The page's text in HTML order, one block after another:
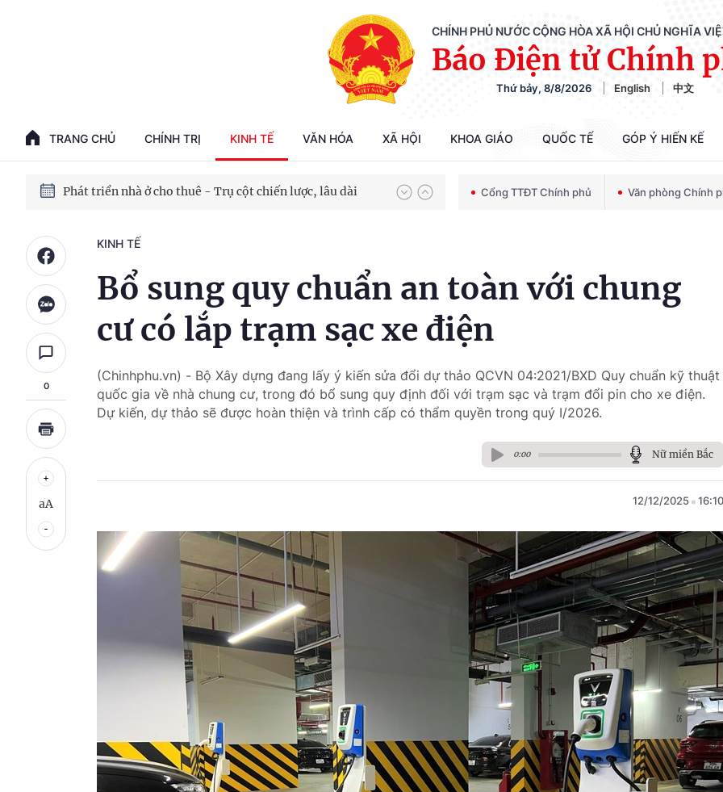
CHÍNH PHỦ NƯỚC CỘNG HÒA XÃ HỘI CHỦ NGHĨA
Báo Điện tử Chính
Thứ bảy, 8/8/2026 English 中文
TRANG CHỦ CHÍNH TRỊ KINH TẾ VĂN HÓA XÃ HỘI KHOA GIÁO QUỐC TẾ GÓP Ý HIẾN KẾ
Phát triển kinh tế nhà nước trong kỷ nguyên mới
Chiến dịch 500 ngày đêm tìm kiếm, quy tập và xác định danh tính hài cốt liệt sĩ
Bảo vệ nền tảng tư tưởng của Đảng trong kỷ nguyên phát triển mới
Phát triển nhà ở cho thuê - Trụ cột chiến lược, lâu dài Cổng TTĐT Chính phủ Văn phòng Chính
0
aA
KINH TẾ
Bổ sung quy chuẩn an toàn với chung
cư có lắp trạm sạc xe điện
(Chinhphu.vn) - Bộ Xây dựng đang lấy ý kiến sửa đổi dự thảo QCVN 04:2021/BXD Quy chuẩn kỹ thuật
quốc gia về nhà chung cư, trong đó bổ sung quy định đối với trạm sạc và trạm đổi pin cho xe điện.
Dự kiến, dự thảo sẽ được hoàn thiện và trình cấp có thẩm quyền trong quý I/2026.
0:00 Nữ miền Bắc
12/12/2025 16:10